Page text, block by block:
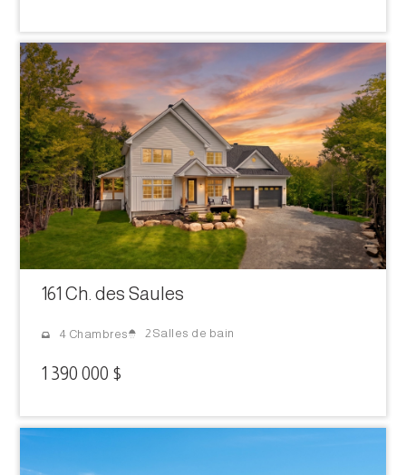
161 Ch. des Saules
4 Chambres 2 Salles de bain
1 390 000 $